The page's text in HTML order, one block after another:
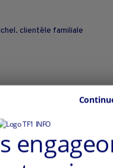
clientèle familiale